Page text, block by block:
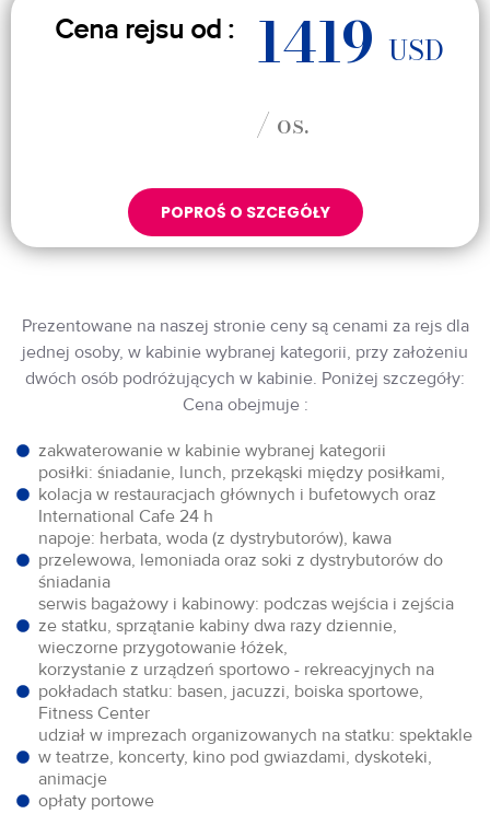
Cena rejsu od : 1419 USD
/ os.
POPROŚ O SZCEGÓŁY
Prezentowane na naszej stronie ceny są cenami za rejs dla
jednej osoby, w kabinie wybranej kategorii, przy założeniu
dwóch osób podróżujących w kabinie. Poniżej szczegóły:
Cena obejmuje :
zakwaterowanie w kabinie wybranej kategorii
posiłki: śniadanie, lunch, przekąski między posiłkami,
kolacja w restauracjach głównych i bufetowych oraz
International Cafe 24 h
napoje: herbata, woda (z dystrybutorów), kawa
przelewowa, lemoniada oraz soki z dystrybutorów do
śniadania
serwis bagażowy i kabinowy: podczas wejścia i zejścia
ze statku, sprzątanie kabiny dwa razy dziennie,
wieczorne przygotowanie łóżek,
korzystanie z urządzeń sportowo - rekreacyjnych na
pokładach statku: basen, jacuzzi, boiska sportowe,
Fitness Center
udział w imprezach organizowanych na statku: spektakle
w teatrze, koncerty, kino pod gwiazdami, dyskoteki,
animacje
opłaty portowe